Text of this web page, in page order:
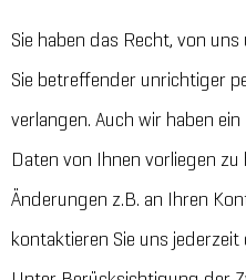
Sie haben das Recht, von
Sie betreffender unrichtiger
verlangen. Auch wir haben
Daten von Ihnen vorliegen zu
Änderungen z.B. an Ihren
kontaktieren Sie uns jederzeit